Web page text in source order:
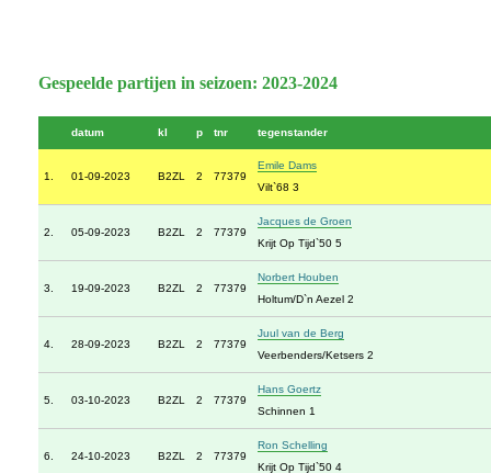
Gespeelde partijen in seizoen: 2023-2024
datum kl p tnr tegenstander
1. 01-09-2023 B2ZL 2 77379
Emile Dams
Vilt`68 3
2. 05-09-2023 B2ZL 2 77379
Jacques de Groen
Krijt Op Tijd`50 5
3. 19-09-2023 B2ZL 2 77379
Norbert Houben
Holtum/D`n Aezel 2
4. 28-09-2023 B2ZL 2 77379
Juul van de Berg
Veerbenders/Ketsers 2
5. 03-10-2023 B2ZL 2 77379
Hans Goertz
Schinnen 1
6. 24-10-2023 B2ZL 2 77379
Ron Schelling
Krijt Op Tijd`50 4